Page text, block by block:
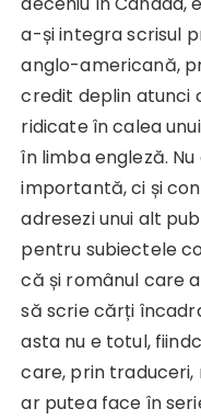
a-și integra scrisul
anglo-americană,
credit deplin atunci
ridicate în calea
în limba engleză.
importantă, ci și
adresezi unui alt
pentru subiectele
că și românul care
să scrie cărți
asta nu e totul,
care, prin traduceri,
ar putea face în